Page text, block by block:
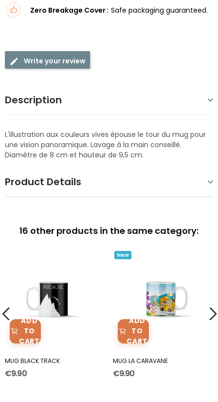
Zero Breakage Cover Safe packaging guaranteed.
Write your review
Description
L'illustration aux couleurs vives épouse le tour du mug pour
une vision panoramique. Lavage à la main conseillé.
Diamètre de 8 cm et hauteur de 9,5 cm.
Product Details
16 other products in the same category:
ADD
TO
CART
MUG BLACK TRACK
€9.90
New
ADD
TO
CART
MUG LA CARAVANE
€9.90